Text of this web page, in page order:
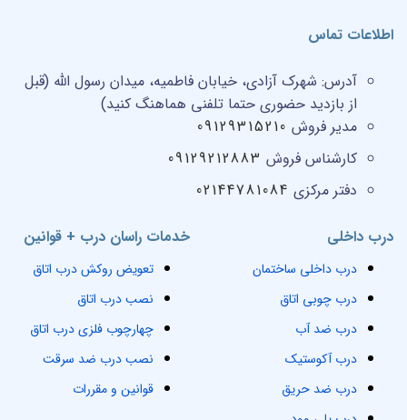
خدمات راسان درب + قوانین
تعویض روکش درب اتاق
نصب درب اتاق
چهارچوب فلزی درب اتاق
نصب درب ضد سرقت
قوانین و مقررات
درب داخلی
درب داخلی ساختمان
درب چوبی اتاق
درب ضد آب
درب آکوستیک
درب ضد حریق
اطلاعات تماس
آدرس: شهرک آزادی، خیابان فاطمیه، میدان رسول الله (قبل
از بازدید حضوری حتما تلفنی هماهنگ کنید)
مدیر فروش 09129315210
کارشناس فروش 09129212883
دفتر مرکزی 02144781084